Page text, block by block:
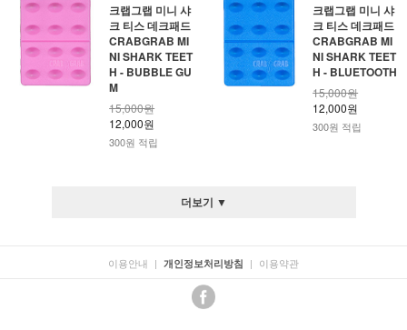
크랩그랩 미니 샤
크 티스 데크패드
CRABGRAB MI
NI SHARK TEET
H - BUBBLE GU
M
15,000원
12,000원
300원 적립
크랩그랩 미니 샤
크 티스 데크패드
CRABGRAB MI
NI SHARK TEET
H - BLUETOOTH
15,000원
12,000원
300원 적립
더보기 ▼
이용안내 | 개인정보처리방침 | 이용약관